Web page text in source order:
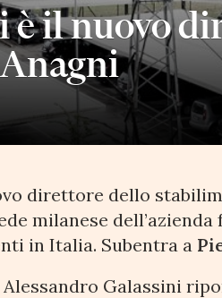
è il nuovo
direttore dello
milanese
in Italia. Subentra a
Galassini